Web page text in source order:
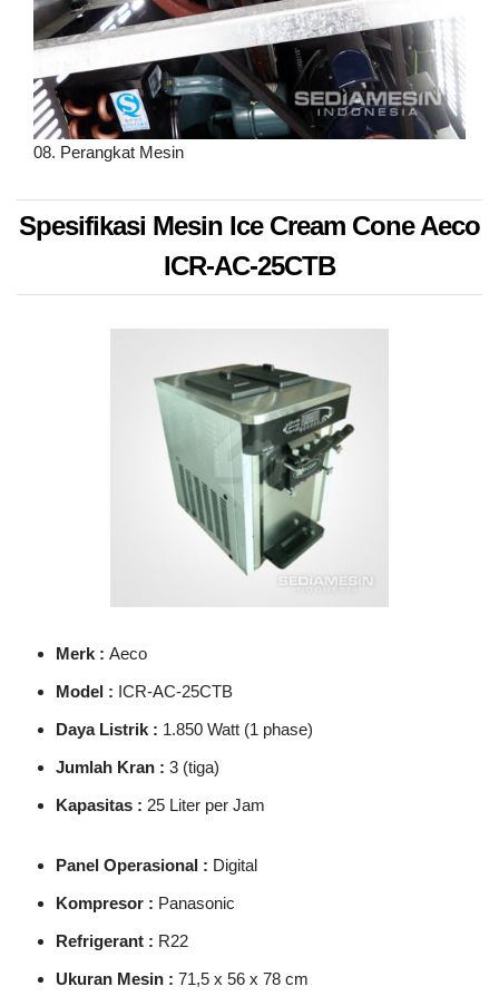
08. Perangkat Mesin
Spesifikasi Mesin Ice Cream Cone Aeco
ICR-AC-25CTB
Merk : Aeco
Model : ICR-AC-25CTB
Daya Listrik : 1.850 Watt (1 phase)
Jumlah Kran : 3 (tiga)
Kapasitas : 25 Liter per Jam
Panel Operasional : Digital
Kompresor : Panasonic
Refrigerant : R22
Ukuran Mesin : 71,5 x 56 x 78 cm